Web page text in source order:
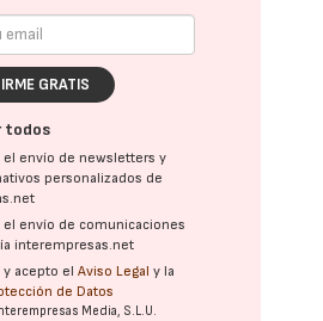
GRATIS
todos
el envío de newsletters y
personalizados de
el envío de comunicaciones
interempresas.net
y acepto elAviso Legal y la
de Datos
Media, S.L.U.